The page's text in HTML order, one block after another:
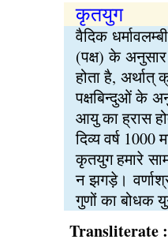
कृतयुग
वैदिक
(पक्ष) के
होता है, अर्थात्
पक्षबिन्दुओं के
आयु का ह्रास
दिव्य वर्ष 1000
कृतयुग हमारे
न झगड़े।
गुणों का बोधक
Transliterate :